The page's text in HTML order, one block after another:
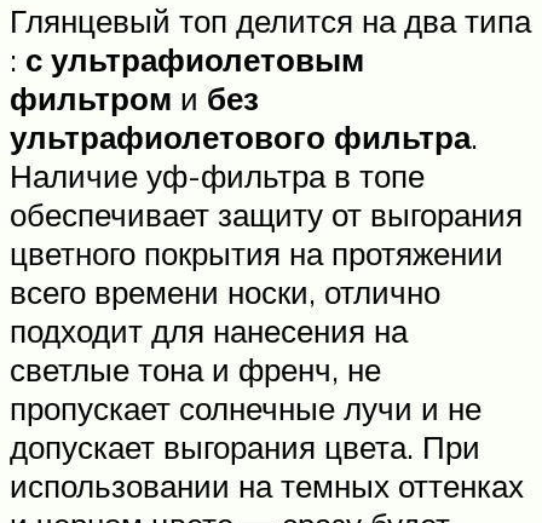
Глянцевый топ делится на два типа
: с ультрафиолетовым
фильтром и без
ультрафиолетового фильтра.
Наличие уф-фильтра в топе
обеспечивает защиту от выгорания
цветного покрытия на протяжении
всего времени носки, отлично
подходит для нанесения на
светлые тона и френч, не
пропускает солнечные лучи и не
допускает выгорания цвета. При
использовании на темных оттенках